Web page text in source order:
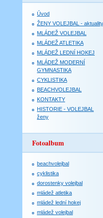
Úvod
ŽENY VOLEJBAL - aktuality
MLÁDEŽ VOLEJBAL
MLÁDEŽ ATLETIKA
MLÁDEŽ LEDNÍ HOKEJ
MLÁDEŽ MODERNÍ
GYMNASTIKA
CYKLISTIKA
BEACHVOLEJBAL
KONTAKTY
HISTORIE - VOLEJBAL
ženy
Fotoalbum
beachvolejbal
cyklistika
dorostenky volejbal
mládež atletika
mládež lední hokej
mládež volejbal